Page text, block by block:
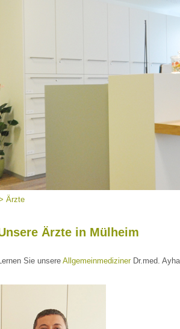
Ärzte
Ärzte in Mülheim
Sie unsere AllgemeinmedizinerDr.med.